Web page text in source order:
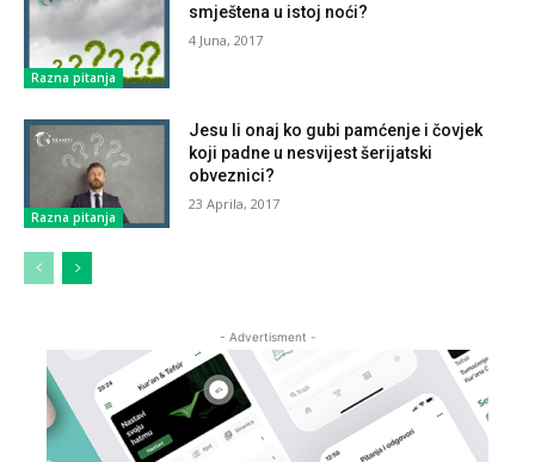
Razna pitanja
smještena u istoj noći?
4 Juna, 2017
Razna pitanja
Jesu li onaj ko gubi pamćenje i čovjek
koji padne u nesvijest šerijatski
obveznici?
23 Aprila, 2017
- Advertisment -